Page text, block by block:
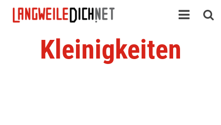
Kleinigkeiten